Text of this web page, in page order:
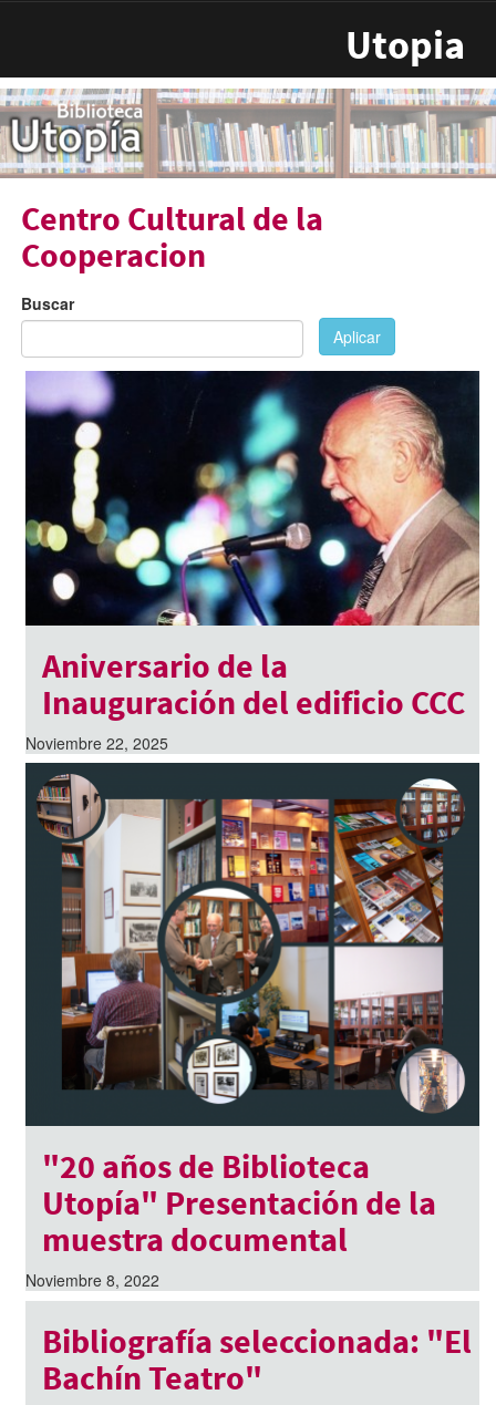
Utopia
Centro Cultural de la
Cooperacion
Buscar
Aplicar
Aniversario de la
Inauguración del edificio CCC
Noviembre 22, 2025
"20 años de Biblioteca
Utopía" Presentación de la
muestra documental
Noviembre 8, 2022
Bibliografía seleccionada: "El
Bachín Teatro"